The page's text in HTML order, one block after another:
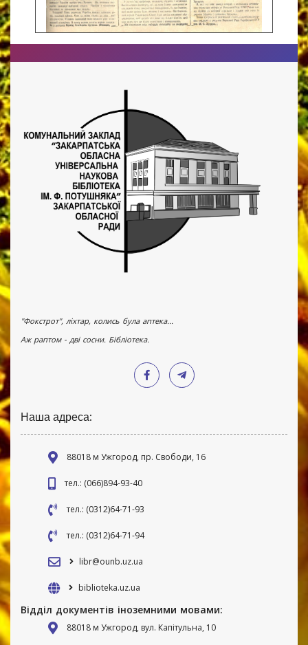
"Фокстрот", ліхтар, колись була аптека...
Аж раптом - дві сосни. Бібліотека.
Наша адреса:
88018 м Ужгород, пр. Свободи, 16
тел.: (066)894-93-40
тел.: (0312)64-71-93
тел.: (0312)64-71-94
libr@ounb.uz.ua
biblioteka.uz.ua
Відділ документів іноземними мовами:
88018 м Ужгород, вул. Капітульна, 10